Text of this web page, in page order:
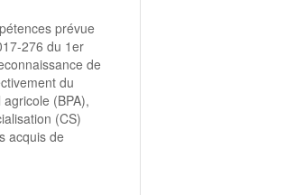
prévue
276 du 1er
de
du
(BPA),
(CS)
acquis de